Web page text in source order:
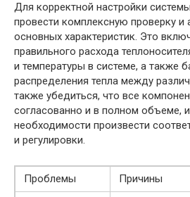
Для корректной настройки
провести комплексную проверку и
основных характеристик. Это
правильного расхода
и температуры в системе, а также
распределения тепла между
также убедиться, что все
согласованно и в полном объеме,
необходимости произвести
и регулировки.
Проблемы Причины